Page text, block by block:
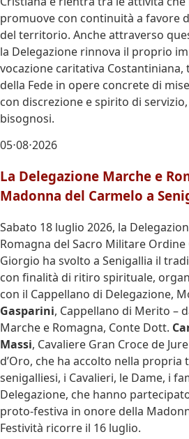
promuove con continuità a favore
del territorio. Anche attraverso
la Delegazione rinnova il proprio
vocazione caritativa
della Fede in opere concrete di
con discrezione e spirito di
bisognosi.
05⋅08⋅2026
La Delegazione Marche e
Madonna del Carmelo a
Sabato 18 luglio 2026, la
Romagna del Sacro Militare
Giorgio ha svolto a Senigallia il
con finalità di ritiro spirituale,
con il Cappellano di Delegazione,
Gasparini, Cappellano di Merito –
Marche e Romagna, Conte Dott.
Massi, Cavaliere Gran Croce de
d’Oro, che ha accolto nella propria
senigalliesi, i Cavalieri, le Dame, i
Delegazione, che hanno
proto-festiva in onore della
Festività ricorre il 16 luglio.